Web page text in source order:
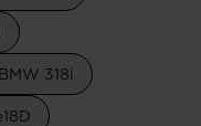
BMW 318i